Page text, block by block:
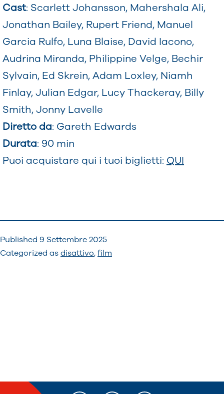
Cast: Scarlett Johansson, Mahershala Ali,
Jonathan Bailey, Rupert Friend, Manuel
Garcia Rulfo, Luna Blaise, David Iacono,
Audrina Miranda, Philippine Velge, Bechir
Sylvain, Ed Skrein, Adam Loxley, Niamh
Finlay, Julian Edgar, Lucy Thackeray, Billy
Smith, Jonny Lavelle
Diretto da: Gareth Edwards
Durata: 90 min
Puoi acquistare qui i tuoi biglietti: QUI
Published 9 Settembre 2025
Categorized asdisattivo,film